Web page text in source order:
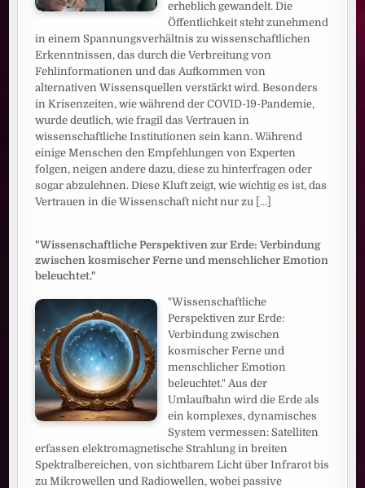
erheblich gewandelt. Die
Öffentlichkeit steht zunehmend
in einem Spannungsverhältnis zu wissenschaftlichen
Erkenntnissen, das durch die Verbreitung von
Fehlinformationen und das Aufkommen von
alternativen Wissensquellen verstärkt wird. Besonders
in Krisenzeiten, wie während der COVID-19-Pandemie,
wurde deutlich, wie fragil das Vertrauen in
wissenschaftliche Institutionen sein kann. Während
einige Menschen den Empfehlungen von Experten
folgen, neigen andere dazu, diese zu hinterfragen oder
sogar abzulehnen. Diese Kluft zeigt, wie wichtig es ist, das
Vertrauen in die Wissenschaft nicht nur zu [...]
"Wissenschaftliche Perspektiven zur Erde: Verbindung
zwischen kosmischer Ferne und menschlicher Emotion
beleuchtet."
"Wissenschaftliche
Perspektiven zur Erde:
Verbindung zwischen
kosmischer Ferne und
menschlicher Emotion
beleuchtet." Aus der
Umlaufbahn wird die Erde als
ein komplexes, dynamisches
System vermessen: Satelliten
erfassen elektromagnetische Strahlung in breiten
Spektralbereichen, von sichtbarem Licht über Infrarot bis
zu Mikrowellen und Radiowellen, wobei passive